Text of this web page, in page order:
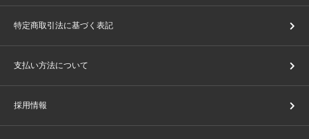
特定商取引法に基づく表記
支払い方法について
採用情報